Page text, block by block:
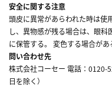
安全に関する注意
頭皮に異常があらわれた時は使
し、異物感が残る場合は、眼
に保管する。 変色する場合があ
問い合わせ先
株式会社コーセー 電話：0120-
日を除く）